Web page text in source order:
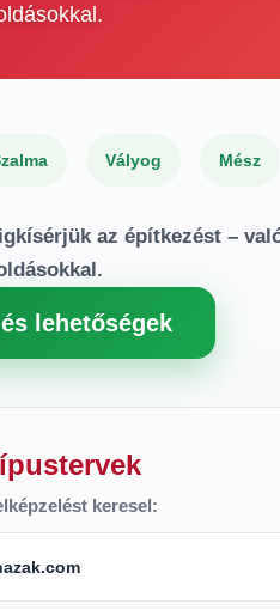
Vályog Mész
az építkezést –
lehetőségek
keresel: